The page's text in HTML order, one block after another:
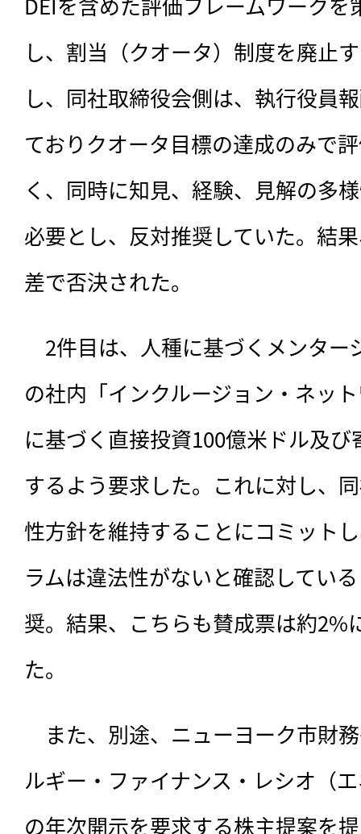
し、割当（クオータ）制度を廃止
し、同社取締役会側は、執行役員
ておりクオータ目標の達成のみで
く、同時に知見、経験、見解の多
必要とし、反対推奨していた。結
差で否決された。
2件目は、人種に基づくメンター
の社内「インクルージョン・ネッ
に基づく直接投資100億米ドル及
するよう要求した。これに対し、
性方針を維持することにコミット
ラムは違法性がないと確認してい
奨。結果、こちらも賛成票は約2%
た。
また、別途、ニューヨーク市財
ルギー・ファイナンス・レシオ（
の年次開示を要求する株主提案を